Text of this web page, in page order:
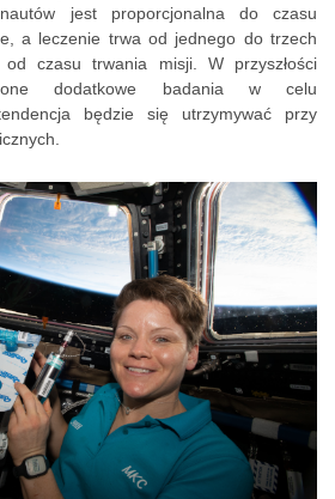
jest proporcjonalna do czasu
a leczenie trwa od jednego do trzech
czasu trwania misji. W przyszłości
dodatkowe badania w celu
będzie się utrzymywać przy